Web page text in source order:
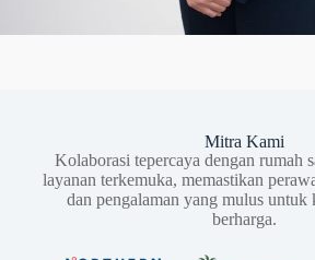
Mitra Kami
Kolaborasi tepercaya dengan rumah
layanan terkemuka, memastikan
dan pengalaman yang mulus untuk
berharga.